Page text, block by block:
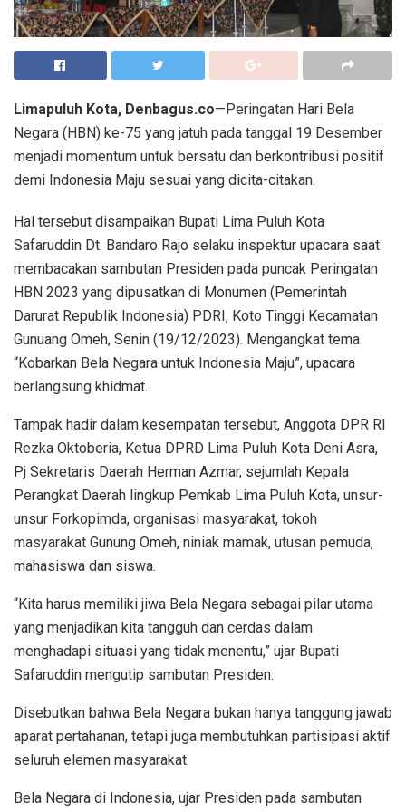
Limapuluh Kota, Denbagus.co—Peringatan Hari Bela
Negara (HBN) ke-75 yang jatuh pada tanggal 19 Desember
menjadi momentum untuk bersatu dan berkontribusi positif
demi Indonesia Maju sesuai yang dicita-citakan.
Hal tersebut disampaikan Bupati Lima Puluh Kota
Safaruddin Dt. Bandaro Rajo selaku inspektur upacara saat
membacakan sambutan Presiden pada puncak Peringatan
HBN 2023 yang dipusatkan di Monumen (Pemerintah
Darurat Republik Indonesia) PDRI, Koto Tinggi Kecamatan
Gunuang Omeh, Senin (19/12/2023). Mengangkat tema
“Kobarkan Bela Negara untuk Indonesia Maju”, upacara
berlangsung khidmat.
Tampak hadir dalam kesempatan tersebut, Anggota DPR RI
Rezka Oktoberia, Ketua DPRD Lima Puluh Kota Deni Asra,
Pj Sekretaris Daerah Herman Azmar, sejumlah Kepala
Perangkat Daerah lingkup Pemkab Lima Puluh Kota, unsur-
unsur Forkopimda, organisasi masyarakat, tokoh
masyarakat Gunung Omeh, niniak mamak, utusan pemuda,
mahasiswa dan siswa.
“Kita harus memiliki jiwa Bela Negara sebagai pilar utama
yang menjadikan kita tangguh dan cerdas dalam
menghadapi situasi yang tidak menentu,” ujar Bupati
Safaruddin mengutip sambutan Presiden.
Disebutkan bahwa Bela Negara bukan hanya tanggung jawab
aparat pertahanan, tetapi juga membutuhkan partisipasi aktif
seluruh elemen masyarakat.
Bela Negara di Indonesia, ujar Presiden pada sambutan